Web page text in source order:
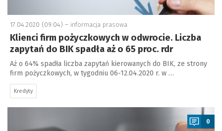
17.04.2020 (09:04) – informacja prasowa
Klienci firm pożyczkowych w odwrocie. Liczba
zapytań do BIK spadła aż o 65 proc. rdr
Aż o 64% spadła liczba zapytań kierowanych do BIK, ze strony
firm pożyczkowych, w tygodniu 06-12.04.2020 r. w …
Kredyty
a
0